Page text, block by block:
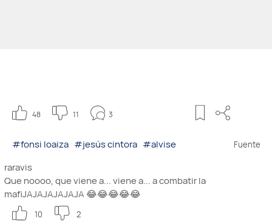
48 11 3
#fonsi loaiza #jesús cintora #alvise Fuente
raravis
Que noooo, que viene a... viene a... a combatir la
mafiJAJAJAJAJAJA 😂😂😂😂😂
10 2